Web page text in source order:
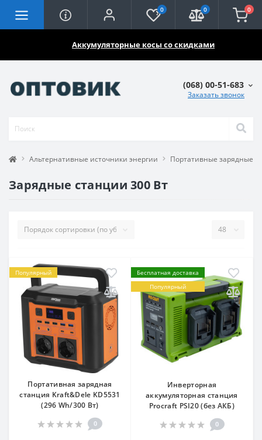
Аккумуляторные косы со скидками
0 0 0
(068) 00-51-683
Заказать звонок
Альтернативные источники энергии Портативные зарядные
Зарядные станции 300 Вт
Популярный
Портативная зарядная
станция Kraft&Dele KD5531
(296 Wh/300 Вт)
0
Бесплатная доставка
Популярный
Инверторная
аккумуляторная станция
Procraft PSI20 (без АКБ)
0